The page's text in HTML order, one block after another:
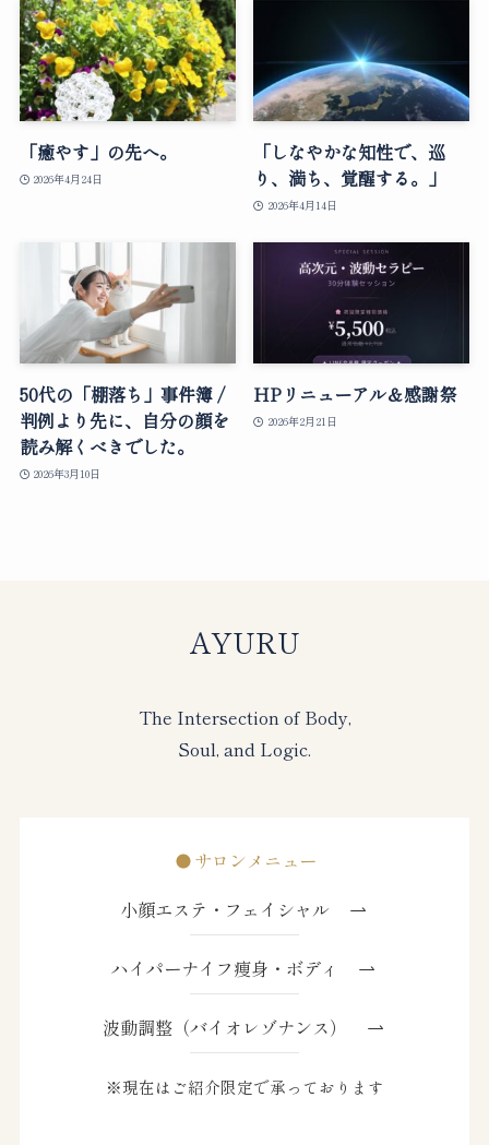
「癒やす」の先へ。
2026年4月24日
「しなやかな知性で、巡
り、満ち、覚醒する。」
2026年4月14日
50代の「棚落ち」事件簿 /
判例より先に、自分の顔を
読み解くべきでした。
2026年3月10日
HPリニューアル＆感謝祭
2026年2月21日
AYURU
The Intersection of Body,
Soul, and Logic.
サロンメニュー
小顔エステ・フェイシャル
ハイパーナイフ痩身・ボディ
波動調整（バイオレゾナンス）
※現在はご紹介限定で承っております